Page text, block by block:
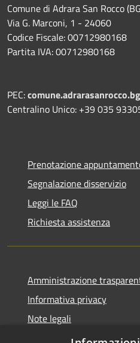
Comune di Adrara San Rocco
Via G. Marconi, 1 - 24060
Codice Fiscale: 00712980168
Partita IVA: 00712980168
PEC:
Centralino Unico: +39 035
Prenotazione
Segnalazione disservizio
Leggi le FAQ
Richiesta assistenza
Amministrazione
Informativa privacy
Note legali
Dichiarazione di accessibilità